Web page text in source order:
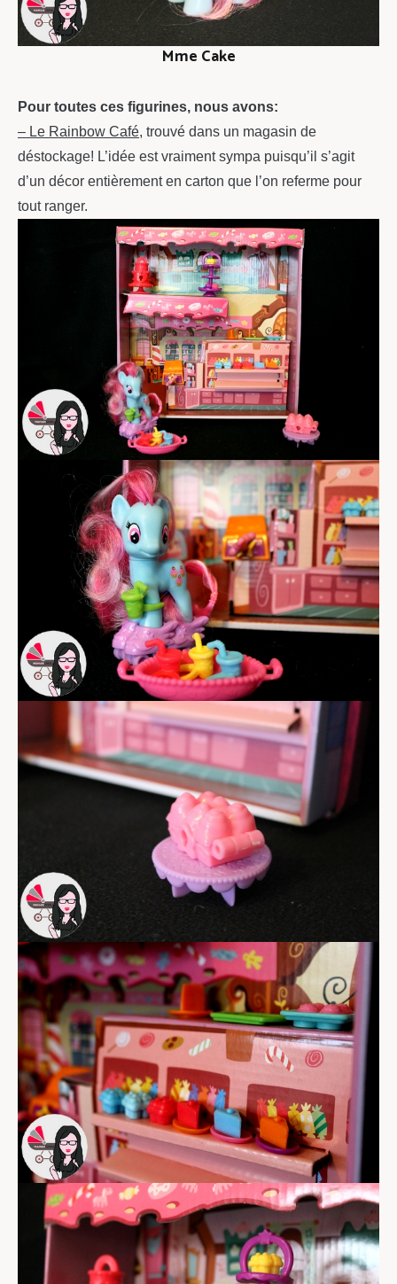
Mme Cake
Pour toutes ces figurines, nous avons:
– Le Rainbow Café, trouvé dans un magasin de
déstockage! L’idée est vraiment sympa puisqu’il s’agit
d’un décor entièrement en carton que l’on referme pour
tout ranger.